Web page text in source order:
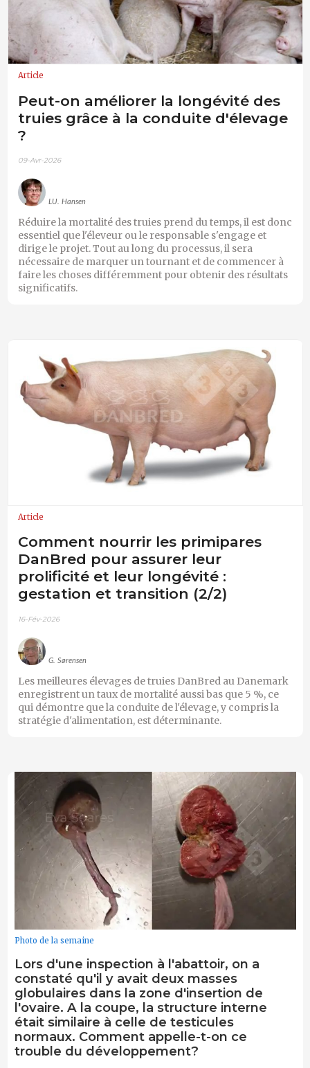
Article
Peut-on améliorer la longévité des
truies grâce à la conduite d'élevage
?
09-Avr-2026
LU. Hansen
Réduire la mortalité des truies prend du temps, il est donc
essentiel que l'éleveur ou le responsable s'engage et
dirige le projet. Tout au long du processus, il sera
nécessaire de marquer un tournant et de commencer à
faire les choses différemment pour obtenir des résultats
significatifs.
Article
Comment nourrir les primipares
DanBred pour assurer leur
prolificité et leur longévité :
gestation et transition (2/2)
16-Fév-2026
G. Sørensen
Les meilleures élevages de truies DanBred au Danemark
enregistrent un taux de mortalité aussi bas que 5 %, ce
qui démontre que la conduite de l'élevage, y compris la
stratégie d'alimentation, est déterminante.
Photo de la semaine
Lors d'une inspection à l'abattoir, on a
constaté qu'il y avait deux masses
globulaires dans la zone d'insertion de
l'ovaire. A la coupe, la structure interne
était similaire à celle de testicules
normaux. Comment appelle-t-on ce
trouble du développement?